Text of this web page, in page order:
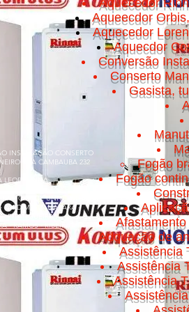
INSTALAÇÃO CONSERTO
RUA CAMBAUBA 232
LEOPOLDINA
- CICADE UNIVERSITÁRIA
JARDIM GUANABARA -
- PITANGUEIRAS -
- RAMOS - RIBEIRA - TÁUA
Aquecedor
Aqueecdor Orbis,
Aquecedor
Aquecdor
Conversão
Conserto
Gasista,
Fogão
Fogão
Adquação de
Assistência
Assistência
Assistência